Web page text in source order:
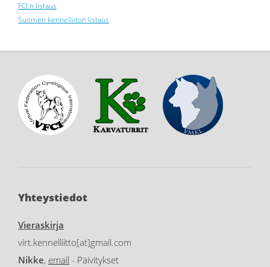
FCI:n listaus
Suomen kennelliiton listaus
Yhteystiedot
Vieraskirja
virt.kennelliitto[at]gmail.com
Nikke, email - Päivitykset